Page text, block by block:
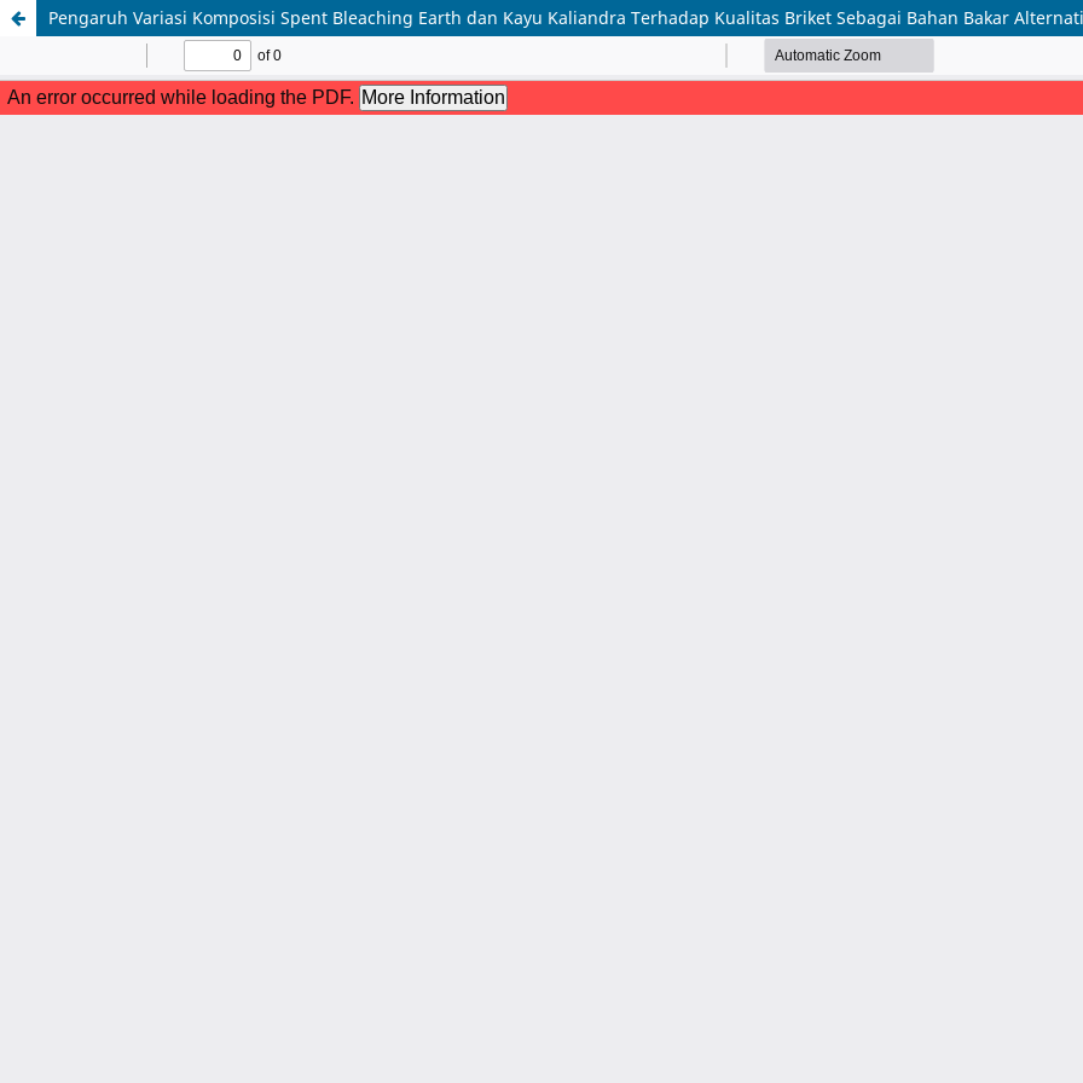
Pengaruh Variasi Komposisi Spent Bleaching Earth dan Kayu Kaliandra Terhadap Kualitas Briket Sebagai Bahan Bakar